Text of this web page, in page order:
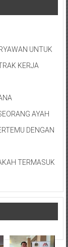
UNTUK
KERJA
AYAH
DENGAN
TERMASUK